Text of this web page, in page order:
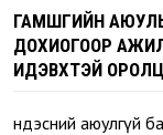
ГАМШГИЙН
ДОХИОГООР
ИДЭВХТЭЙ
Үндэсний аюулгүй